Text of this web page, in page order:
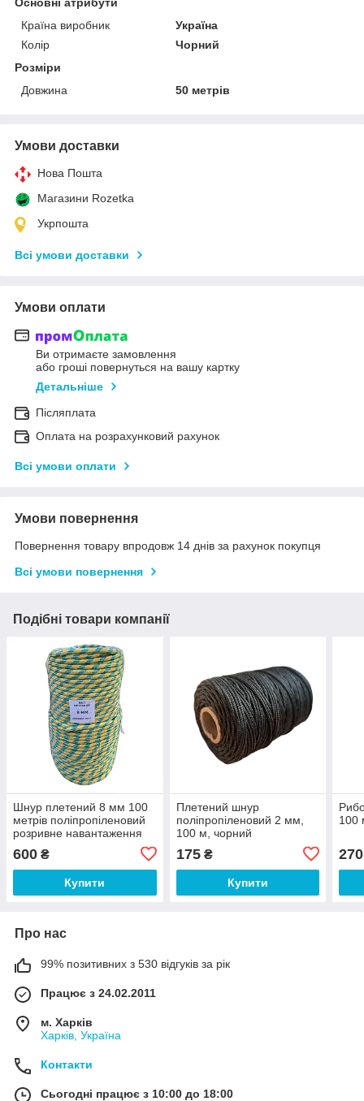
Країна виробник
Україна
Колір
Чорний
Розміри
Довжина
50 метрів
Умови доставки
Нова Пошта
Магазини Rozetka
Укрпошта
Всі умови доставки
Умови оплати
Ви отримаєте замовлення
або гроші повернуться на вашу картку
Детальніше
Післяплата
Оплата на розрахунковий рахунок
Всі умови оплати
Умови повернення
Повернення товару впродовж 14 днів за рахунок покупця
Всі умови повернення
Подібні товари компанії
Шнур плетений 8 мм 100
метрів поліпропіленовий
розривне навантаження
600 ₴
Купити
Плетений шнур
поліпропіленовий 2 мм,
100 м, чорний
175₴
Купити
100
270
Про нас
99% позитивних з 530 відгуків за рік
Працює з 24.02.2011
м. Харків
Харків, Україна
Контакти
Сьогодні працює з 10:00 до 18:00